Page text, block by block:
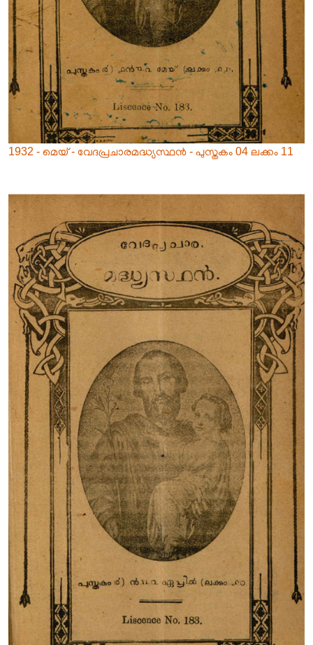
1932 - മെയ് - വേദപ്രചാരമദ്ധ്യസ്ഥൻ - പുസ്തകം 04 ലക്കം 11